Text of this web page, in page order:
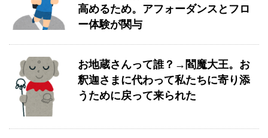
高めるため。アフォーダンスとフロ
ー体験が関与
お地蔵さんって誰？→閻魔大王。お
釈迦さまに代わって私たちに寄り添
うために戻って来られた